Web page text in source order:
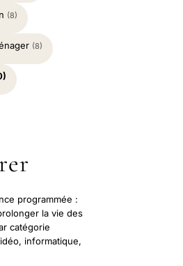
(8)
(8)
programmée :
la vie des
catégorie
informatique,